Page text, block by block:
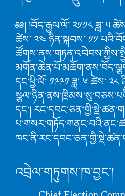
༅༅། །བོད་རྒྱལ་ལོ་ ༢༡༡༨ ཟླ་ ༥
ཚེས་ ༢༤ ཉིན་སྐབས་ ༡༡
དང་ཕྱི་ལོ་ ༡༩༩༡ ཟླ་ ༦ ཚེས་
དང་།
འབྲེལ་གཏུགས་ཁ་བྱང་།